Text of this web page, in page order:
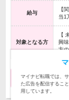
給与
【
当1
対象となる方
【
興
方
気になる
マイナビ転職では、
た広告を配信するこ
用しています。